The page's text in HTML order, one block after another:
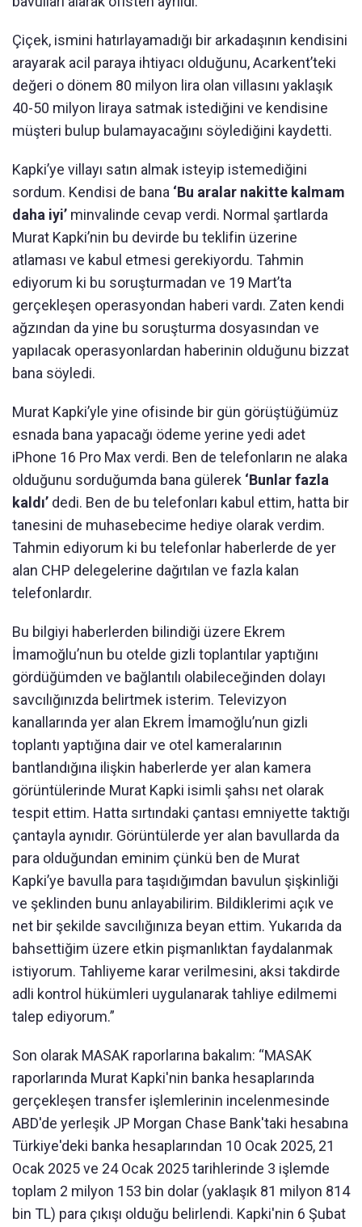
Çiçek, ismini hatırlayamadığı bir arkadaşının kendisini
arayarak acil paraya ihtiyacı olduğunu, Acarkent’teki
değeri o dönem 80 milyon lira olan villasını yaklaşık
40-50 milyon liraya satmak istediğini ve kendisine
müşteri bulup bulamayacağını söylediğini kaydetti.
Kapki’ye villayı satın almak isteyip istemediğini
sordum. Kendisi de bana ‘Bu aralar nakitte kalmam
daha iyi’ minvalinde cevap verdi. Normal şartlarda
Murat Kapki’nin bu devirde bu teklifin üzerine
atlaması ve kabul etmesi gerekiyordu. Tahmin
ediyorum ki bu soruşturmadan ve 19 Mart’ta
gerçekleşen operasyondan haberi vardı. Zaten kendi
ağzından da yine bu soruşturma dosyasından ve
yapılacak operasyonlardan haberinin olduğunu bizzat
bana söyledi.
Murat Kapki’yle yine ofisinde bir gün görüştüğümüz
esnada bana yapacağı ödeme yerine yedi adet
iPhone 16 Pro Max verdi. Ben de telefonların ne alaka
olduğunu sorduğumda bana gülerek ‘Bunlar fazla
kaldı’ dedi. Ben de bu telefonları kabul ettim, hatta bir
tanesini de muhasebecime hediye olarak verdim.
Tahmin ediyorum ki bu telefonlar haberlerde de yer
alan CHP delegelerine dağıtılan ve fazla kalan
telefonlardır.
Bu bilgiyi haberlerden bilindiği üzere Ekrem
İmamoğlu’nun bu otelde gizli toplantılar yaptığını
gördüğümden ve bağlantılı olabileceğinden dolayı
savcılığınızda belirtmek isterim. Televizyon
kanallarında yer alan Ekrem İmamoğlu’nun gizli
toplantı yaptığına dair ve otel kameralarının
bantlandığına ilişkin haberlerde yer alan kamera
görüntülerinde Murat Kapki isimli şahsı net olarak
tespit ettim. Hatta sırtındaki çantası emniyette taktığı
çantayla aynıdır. Görüntülerde yer alan bavullarda da
para olduğundan eminim çünkü ben de Murat
Kapki’ye bavulla para taşıdığımdan bavulun şişkinliği
ve şeklinden bunu anlayabilirim. Bildiklerimi açık ve
net bir şekilde savcılığınıza beyan ettim. Yukarıda da
bahsettiğim üzere etkin pişmanlıktan faydalanmak
istiyorum. Tahliyeme karar verilmesini, aksi takdirde
adli kontrol hükümleri uygulanarak tahliye edilmemi
talep ediyorum.”
Son olarak MASAK raporlarına bakalım: “MASAK
raporlarında Murat Kapki'nin banka hesaplarında
gerçekleşen transfer işlemlerinin incelenmesinde
ABD'de yerleşik JP Morgan Chase Bank'taki hesabına
Türkiye'deki banka hesaplarından 10 Ocak 2025, 21
Ocak 2025 ve 24 Ocak 2025 tarihlerinde 3 işlemde
toplam 2 milyon 153 bin dolar (yaklaşık 81 milyon 814
bin TL) para çıkışı olduğu belirlendi. Kapki'nin 6 Şubat